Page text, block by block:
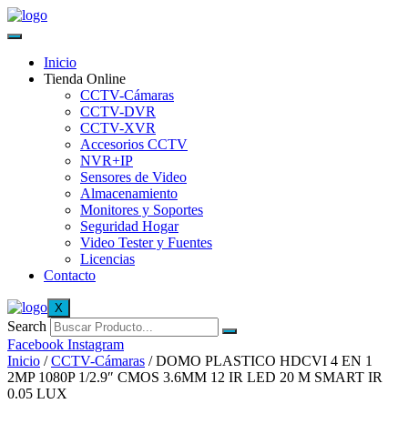
Inicio
Tienda Online
CCTV-Cámaras
CCTV-DVR
CCTV-XVR
Accesorios CCTV
NVR+IP
Sensores de Video
Almacenamiento
Monitores y Soportes
Seguridad Hogar
Video Tester y Fuentes
Licencias
Contacto
X
Search
Facebook Instagram
Inicio /CCTV-Cámaras / DOMO PLASTICO HDCVI 4 EN 1
2MP 1080P 1/2.9″ CMOS 3.6MM 12 IR LED 20 M SMART IR
0.05 LUX